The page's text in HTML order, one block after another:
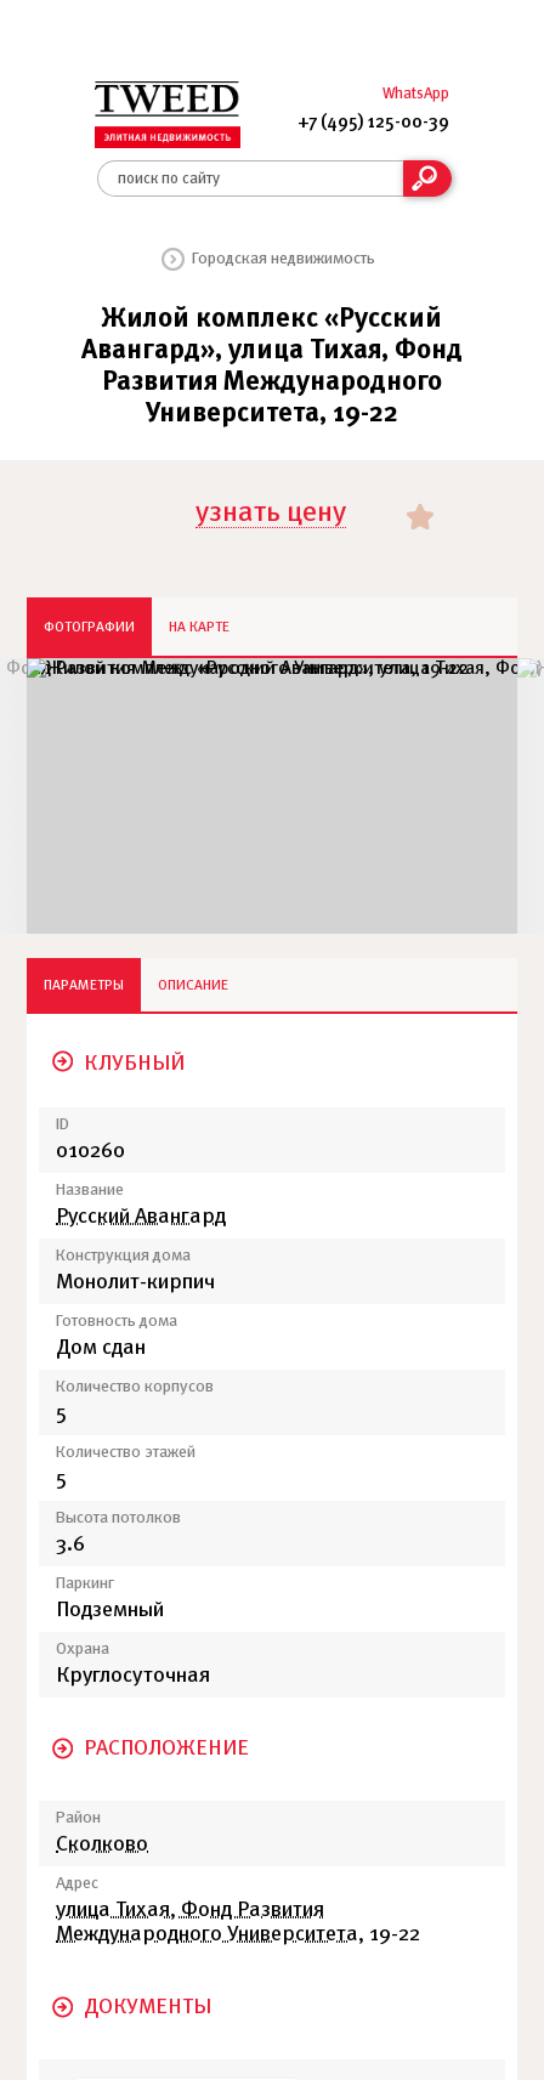
WhatsApp
+7 (495) 125-00-39
Городская недвижимость
Жилой комплекс «Русский
Авангард», улица Тихая, Фонд
Развития Международного
Университета, 19-22
узнать цену
ФОТОГРАФИИ НА КАРТЕ
ПАРАМЕТРЫ ОПИСАНИЕ
КЛУБНЫЙ
ID
010260
Название
Русский Авангард
Конструкция дома
Монолит-кирпич
Готовность дома
Дом сдан
Количество корпусов
5
Количество этажей
5
Высота потолков
3.6
Паркинг
Подземный
Охрана
Круглосуточная
РАСПОЛОЖЕНИЕ
Район
Сколково
Адрес
улица Тихая, Фонд Развития
Международного Университета, 19-22
ДОКУМЕНТЫ